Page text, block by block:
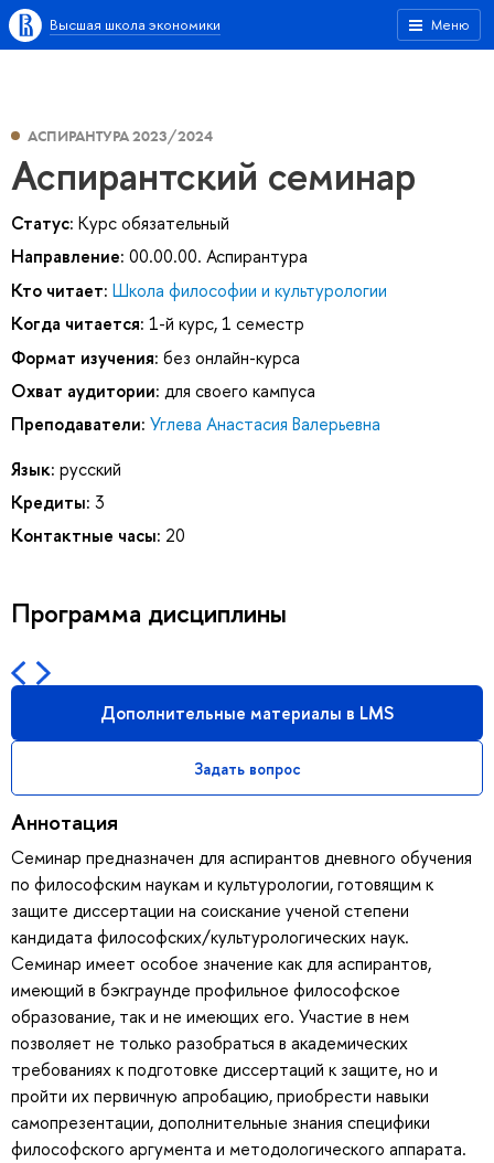
Меню
Высшая школа экономики
АСПИРАНТУРА 2023/2024
Аспирантский семинар
Статус: Курс обязательный
Направление: 00.00.00. Аспирантура
Кто читает: Школа философии и культурологии
Когда читается: 1-й курс, 1 семестр
Формат изучения: без онлайн-курса
Охват аудитории: для своего кампуса
Преподаватели: Углева Анастасия Валерьевна
Язык: русский
Кредиты: 3
Контактные часы: 20
Программа дисциплины
Дополнительные материалы в LMS
Задать вопрос
Аннотация
Семинар предназначен для аспирантов дневного обучения
по философским наукам и культурологии, готовящим к
защите диссертации на соискание ученой степени
кандидата философских/культурологических наук.
Семинар имеет особое значение как для аспирантов,
имеющий в бэкграунде профильное философское
образование, так и не имеющих его. Участие в нем
позволяет не только разобраться в академических
требованиях к подготовке диссертаций к защите, но и
пройти их первичную апробацию, приобрести навыки
самопрезентации, дополнительные знания специфики
философского аргумента и методологического аппарата.